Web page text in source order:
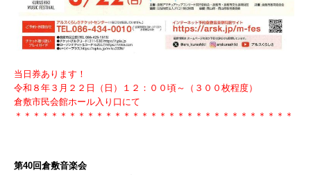
当日券あります！
令和８年３月２２日（日）１２：００頃～（３００枚程度）
倉敷市民会館ホール入り口にて
＊＊＊＊＊＊＊＊＊＊＊＊＊＊＊＊＊＊＊＊＊＊＊＊＊＊＊＊＊＊＊
第40回倉敷音楽会